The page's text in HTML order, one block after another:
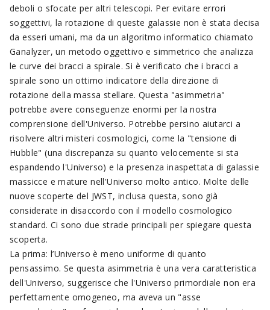
deboli o sfocate per altri telescopi. Per evitare errori
soggettivi, la rotazione di queste galassie non è stata decisa
da esseri umani, ma da un algoritmo informatico chiamato
Ganalyzer, un metodo oggettivo e simmetrico che analizza
le curve dei bracci a spirale. Si è verificato che i bracci a
spirale sono un ottimo indicatore della direzione di
rotazione della massa stellare. Questa "asimmetria"
potrebbe avere conseguenze enormi per la nostra
comprensione dell'Universo. Potrebbe persino aiutarci a
risolvere altri misteri cosmologici, come la "tensione di
Hubble" (una discrepanza su quanto velocemente si sta
espandendo l'Universo) e la presenza inaspettata di galassie
massicce e mature nell'Universo molto antico. Molte delle
nuove scoperte del JWST, inclusa questa, sono già
considerate in disaccordo con il modello cosmologico
standard. Ci sono due strade principali per spiegare questa
scoperta.
La prima: l’Universo è meno uniforme di quanto
pensassimo. Se questa asimmetria è una vera caratteristica
dell'Universo, suggerisce che l'Universo primordiale non era
perfettamente omogeneo, ma aveva un "asse